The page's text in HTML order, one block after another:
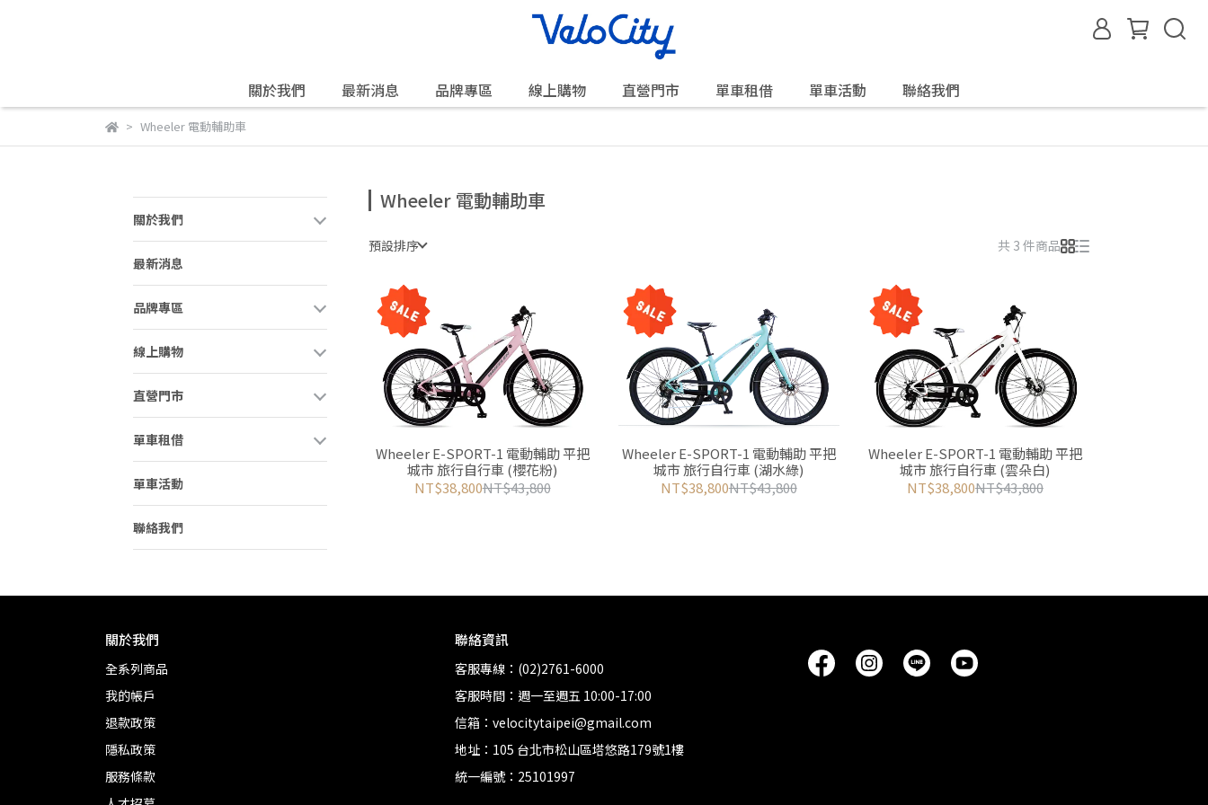
關於我們 最新消息 品牌專區 線上購物 直營門市 單車租借 單車活動 聯絡我們
Wheeler 電動輔助車
關於我們
最新消息
品牌專區
線上購物
直營門市
單車租借
單車活動
聯絡我們
Wheeler 電動輔助車
預設排序 共 3 件商品
Wheeler E-SPORT-1 電動輔助 平把
城市 旅行自行車 (櫻花粉)
NT$38,800NT$43,800
Wheeler E-SPORT-1 電動輔助 平把
城市 旅行自行車 (湖水綠)
NT$38,800NT$43,800
Wheeler E-SPORT-1 電動輔助 平把
城市 旅行自行車 (雲朵白)
NT$38,800NT$43,800
關於我們
全系列商品
我的帳戶
退款政策
隱私政策
服務條款
聯絡資訊
客服專線：(02)2761-6000
客服時間：週一至週五 10:00-17:00
信箱：velocitytaipei@gmail.com
地址：105 台北市松山區塔悠路179號1樓
統一編號：25101997